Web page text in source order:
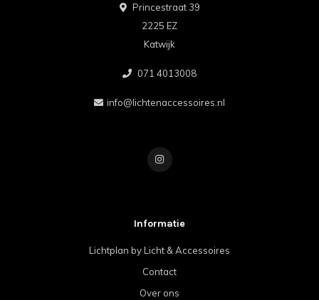
Princestraat 39
2225 EZ
Katwijk
071 4013008
info@lichtenaccessoires.nl
Informatie
Lichtplan by Licht & Accessoires
Contact
Over ons